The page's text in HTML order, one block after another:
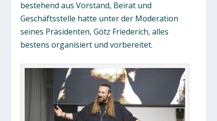
bestehend aus Vorstand, Beirat und
Geschäftsstelle hatte unter der Moderation
seines Präsidenten, Götz Friederich, alles
bestens organisiert und vorbereitet.